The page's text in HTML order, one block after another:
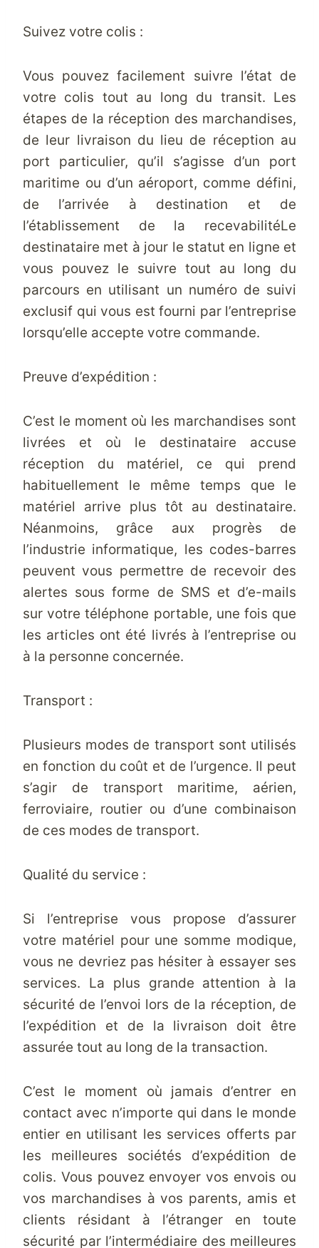
Suivez votre colis :
Vous pouvez facilement suivre l’état de
votre colis tout au long du transit. Les
étapes de la réception des marchandises,
de leur livraison du lieu de réception au
port particulier, qu’il s’agisse d’un port
maritime ou d’un aéroport, comme défini,
de l’arrivée à destination et de
l’établissement de la recevabilitéLe
destinataire met à jour le statut en ligne et
vous pouvez le suivre tout au long du
parcours en utilisant un numéro de suivi
exclusif qui vous est fourni par l’entreprise
lorsqu’elle accepte votre commande.
Preuve d’expédition :
C’est le moment où les marchandises sont
livrées et où le destinataire accuse
réception du matériel, ce qui prend
habituellement le même temps que le
matériel arrive plus tôt au destinataire.
Néanmoins, grâce aux progrès de
l’industrie informatique, les codes-barres
peuvent vous permettre de recevoir des
alertes sous forme de SMS et d’e-mails
sur votre téléphone portable, une fois que
les articles ont été livrés à l’entreprise ou
à la personne concernée.
Transport :
Plusieurs modes de transport sont utilisés
en fonction du coût et de l’urgence. Il peut
s’agir de transport maritime, aérien,
ferroviaire, routier ou d’une combinaison
de ces modes de transport.
Qualité du service :
Si l’entreprise vous propose d’assurer
votre matériel pour une somme modique,
vous ne devriez pas hésiter à essayer ses
services. La plus grande attention à la
sécurité de l’envoi lors de la réception, de
l’expédition et de la livraison doit être
assurée tout au long de la transaction.
C’est le moment où jamais d’entrer en
contact avec n’importe qui dans le monde
entier en utilisant les services offerts par
les meilleures sociétés d’expédition de
colis. Vous pouvez envoyer vos envois ou
vos marchandises à vos parents, amis et
clients résidant à l’étranger en toute
sécurité par l’intermédiaire des meilleures